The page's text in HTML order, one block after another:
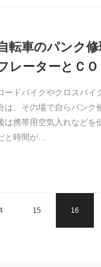
転車のパンク
レーターとＣ
ードバイクやクロスバイ
は、その場で自らパンク
は携帯用空気入れなどを
と時間が…
15 16